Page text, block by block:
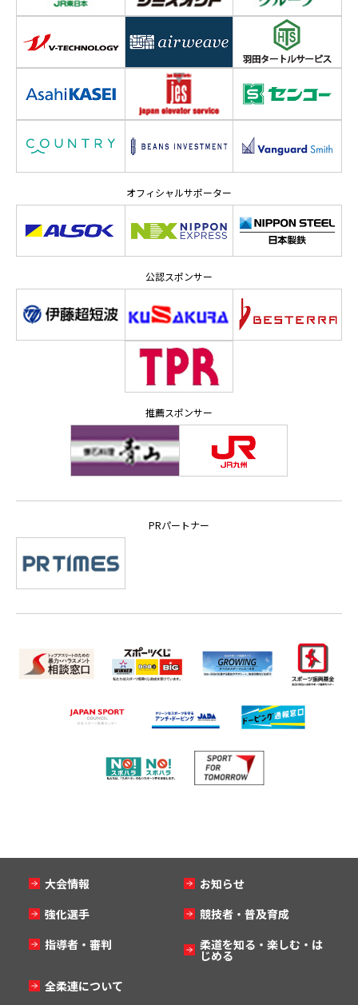
オフィシャルサポーター
公認スポンサー
推薦スポンサー
PRパートナー
大会情報
お知らせ
強化選手
競技者・普及育成
指導者・審判
柔道を知る・楽しむ・は
じめる
全柔連について